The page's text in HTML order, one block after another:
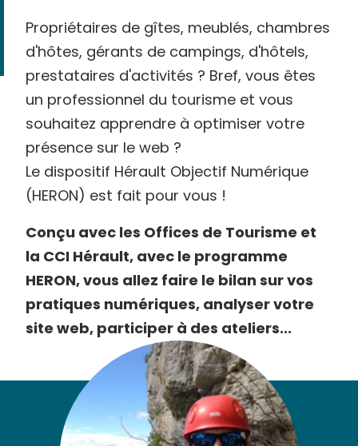
Propriétaires de gîtes, meublés, chambres
d'hôtes, gérants de campings, d'hôtels,
prestataires d'activités ? Bref, vous êtes
un professionnel du tourisme et vous
souhaitez apprendre à optimiser votre
présence sur le web ?
Le dispositif Hérault Objectif Numérique
(HERON) est fait pour vous !
Conçu avec les Offices de Tourisme et
la CCI Hérault, avec le programme
HERON, vous allez faire le bilan sur vos
pratiques numériques, analyser votre
site web, participer à des ateliers...